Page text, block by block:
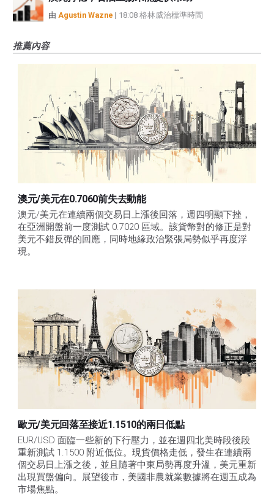
由 Agustin Wazne | 18:08 格林威治標準時間
推薦內容
澳元/美元在0.7060前失去動能
澳元/美元在連續兩個交易日上漲後回落，週四明顯下挫，
在亞洲開盤前一度測試 0.7020 區域。該貨幣對的修正是對
美元不錯反彈的回應，同時地緣政治緊張局勢似乎再度浮
現。
歐元/美元回落至接近1.1510的兩日低點
EUR/USD 面臨一些新的下行壓力，並在週四北美時段後段
重新測試 1.1500 附近低位。現貨價格走低，發生在連續兩
個交易日上漲之後，並且隨著中東局勢再度升溫，美元重新
出現買盤偏向。展望後市，美國非農就業數據將在週五成為
市場焦點。